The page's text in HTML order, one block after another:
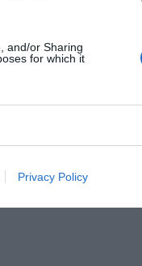
and/or Sharing
for which it
Privacy Policy